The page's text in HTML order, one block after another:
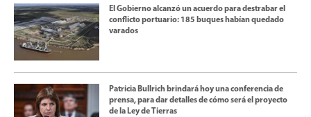
El Gobierno alcanzó un acuerdo para destrabar el
conflicto portuario: 185 buques habían quedado
varados
Patricia Bullrich brindará hoy una conferencia de
prensa, para dar detalles de cómo será el proyecto
de la Ley de Tierras